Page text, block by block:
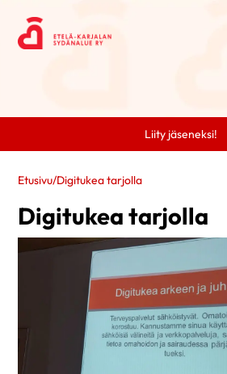
Liity jäseneksi!
Etusivu/Digitukea tarjolla
Digitukea tarjolla